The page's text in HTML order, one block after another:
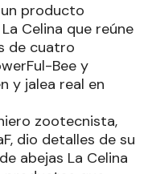
producto
Celina que reúne
de cuatro
Bee y
y jalea real en
zootecnista,
dio detalles de su
abejas La Celina